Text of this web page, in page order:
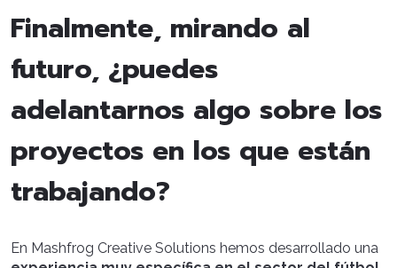
Finalmente, mirando al
futuro, ¿puedes
adelantarnos algo sobre los
proyectos en los que están
trabajando?
En Mashfrog Creative Solutions hemos desarrollado una